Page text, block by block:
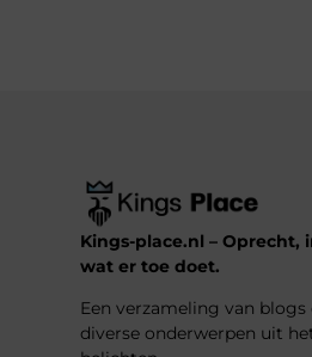
Kings-place.nl – Oprecht,
wat er toe doet.
Een verzameling van
diverse onderwerpen uit